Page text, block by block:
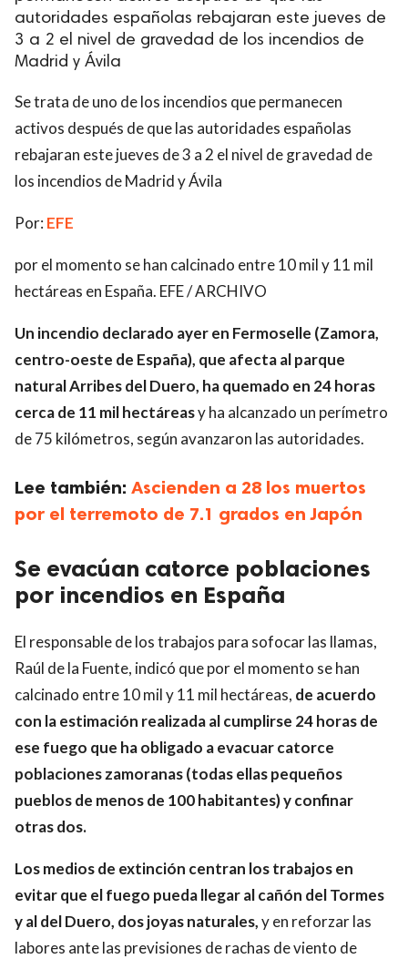
autoridades españolas rebajaran este jueves de
3 a 2 el nivel de gravedad de los incendios de
Madrid y Ávila
Se trata de uno de los incendios que permanecen
activos después de que las autoridades españolas
rebajaran este jueves de 3 a 2 el nivel de gravedad de
los incendios de Madrid y Ávila
Por: EFE
por el momento se han calcinado entre 10 mil y 11 mil
hectáreas en España. EFE / ARCHIVO
Un incendio declarado ayer en Fermoselle (Zamora,
centro-oeste de España), que afecta al parque
natural Arribes del Duero, ha quemado en 24 horas
cerca de 11 mil hectáreasy ha alcanzado un perímetro
de 75 kilómetros, según avanzaron las autoridades.
Lee también: Ascienden a 28 los muertos
por el terremoto de 7.1 grados en Japón
Se evacúan catorce poblaciones
por incendios en España
El responsable de los trabajos para sofocar las llamas,
Raúl de la Fuente, indicó que por el momento se han
calcinado entre 10 mil y 11 mil hectáreas, de acuerdo
con la estimación realizada al cumplirse 24 horas de
ese fuego que ha obligado a evacuar catorce
poblaciones zamoranas (todas ellas pequeños
pueblos de menos de 100 habitantes) y confinar
otras dos.
Los medios de extinción centran los trabajos en
evitar que el fuego pueda llegar al cañón del Tormes
y al del Duero, dos joyas naturales,y en reforzar las
labores ante las previsiones de rachas de viento de